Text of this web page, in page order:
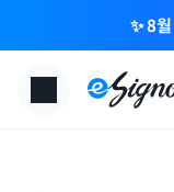
✨ 8